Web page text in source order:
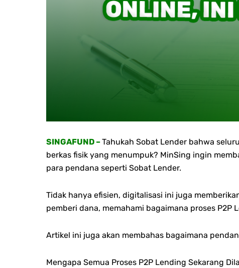
SINGAFUND –Tahukah Sobat Lender bahwa
berkas fisik yang menumpuk? MinSing ingin
para pendana seperti Sobat Lender.
Tidak hanya efisien, digitalisasi ini juga
pemberi dana, memahami bagaimana proses
Artikel ini juga akan membahas bagaimana
Mengapa Semua Proses P2P Lending Sekarang